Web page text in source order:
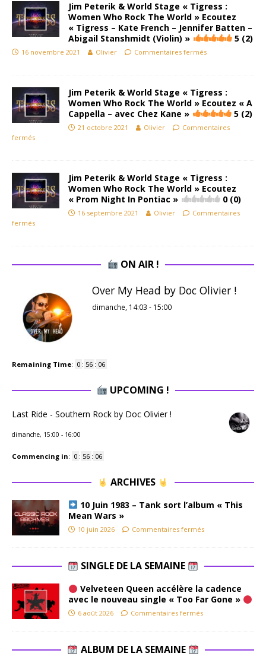
Jim Peterik & World Stage « Tigress :
Women Who Rock The World » Ecoutez
« Tigress – Kate French – Jennifer Batten –
Abigail Stanshmidt (Violin) »
5 (2)
16 novembre 2021 Olivier Commentaires fermés
Jim Peterik & World Stage « Tigress :
Women Who Rock The World » Ecoutez « A
Cappella – avec Chez Kane »
5 (2)
21 octobre 2021 Olivier
Commentaires
fermés
Jim Peterik & World Stage « Tigress :
Women Who Rock The World » Ecoutez
« Prom Night In Pontiac »
0 (0)
16 septembre 2021 Olivier
Commentaires
fermés
ON AIR !
Over My Head by Doc Olivier !
dimanche, 14:03 - 15:00
Remaining Time: 0 : 56 : 05
UPCOMING !
Last Ride - Southern Rock by Doc Olivier !
dimanche, 15:00 - 16:00
Commencing in: 0 : 56 : 05
ARCHIVES
10 Juin 1983 – Tank sort l’album « This
Mean Wars »
10 juin 2026 Commentaires fermés
SINGLE DE LA SEMAINE
Velveteen Queen accélère la cadence
avec le nouveau single « Too Far Gone »
6 août 2026 Commentaires fermés
ALBUM DE LA SEMAINE